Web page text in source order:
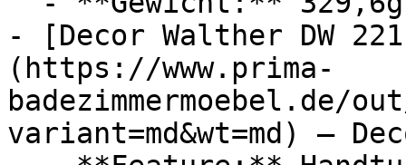
- [Decor Walther DW
(https://www.prima-
badezimmermoebel.de/
variant=md&wt=md) —